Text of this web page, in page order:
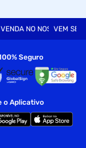
VENDA NO NOSSO SITE
VEM SER
Seguro
o Aplicativo